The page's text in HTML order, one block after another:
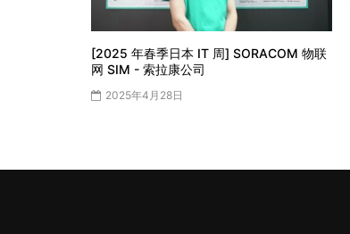
[2025 年春季日本 IT 周] SORACOM 物联
网 SIM - 索拉康公司
2025年4月28日